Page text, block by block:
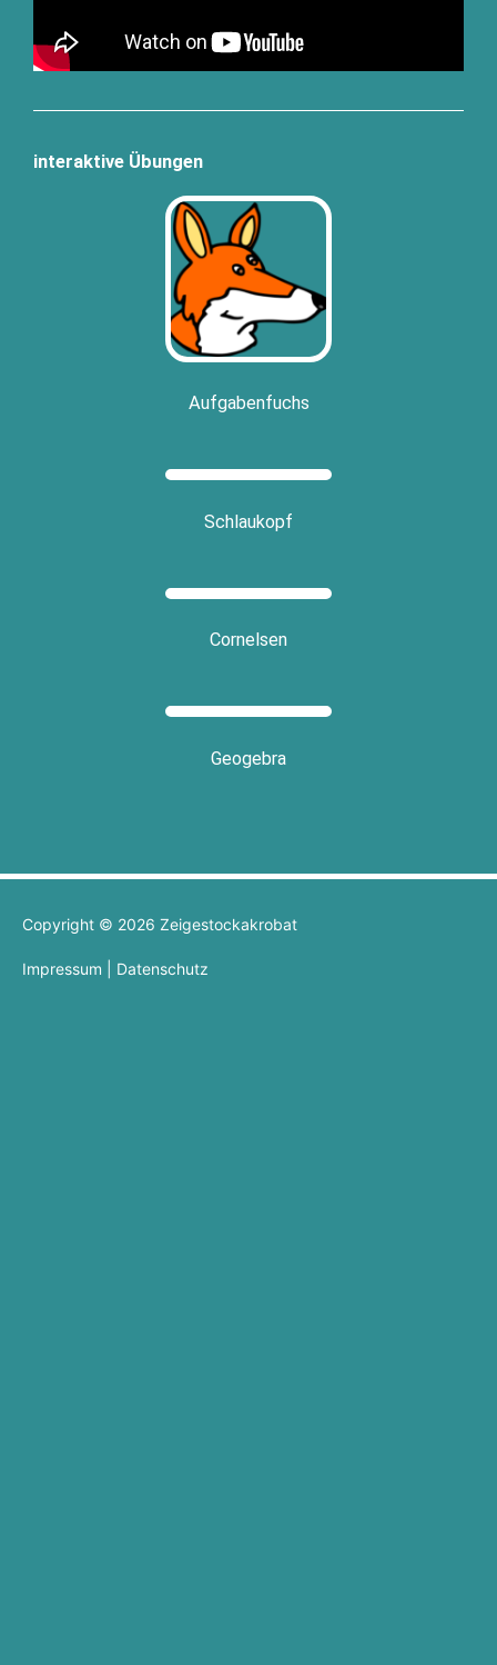
interaktive Übungen
Auf­ga­ben­fuchs
Schlau­kopf
Cor­nel­sen
Geo­ge­bra
Copyright © 2026 Zeigestockakrobat
Impres­sum Daten­schutz